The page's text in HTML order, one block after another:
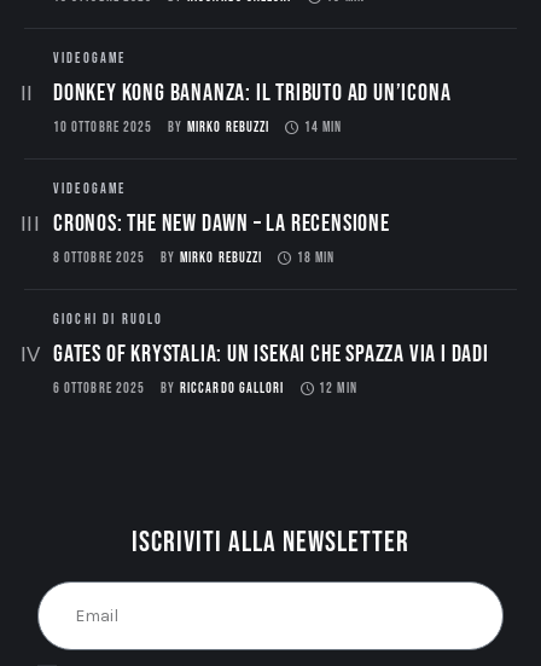
VIDEOGAME
Donkey Kong Bananza: Il Tributo ad un’Icona
10 OTTOBRE 2025 BY MIRKO REBUZZI 14 MIN
VIDEOGAME
CRONOS: THE NEW DAWN – La Recensione
8 OTTOBRE 2025 BY MIRKO REBUZZI 18 MIN
GIOCHI DI RUOLO
Gates of Krystalia: Un Isekai che spazza via i dadi
6 OTTOBRE 2025 BY RICCARDO GALLORI 12 MIN
Iscriviti alla newsletter